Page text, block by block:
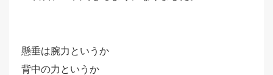
懸垂は腕力というか
背中の力というか